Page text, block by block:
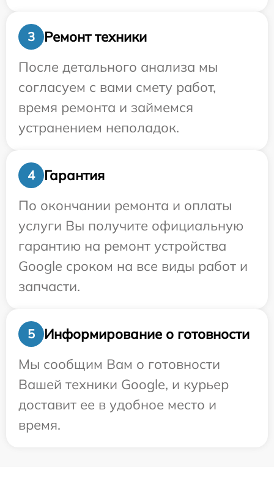
3
Ремонт техники
После детального анализа мы
согласуем с вами смету работ,
время ремонта и займемся
устранением неполадок.
4
Гарантия
По окончании ремонта и оплаты
услуги Вы получите официальную
гарантию на ремонт устройства
Google сроком на все виды работ и
запчасти.
5
Информирование о готовности
Мы сообщим Вам о готовности
Вашей техники Google, и курьер
доставит ее в удобное место и
время.